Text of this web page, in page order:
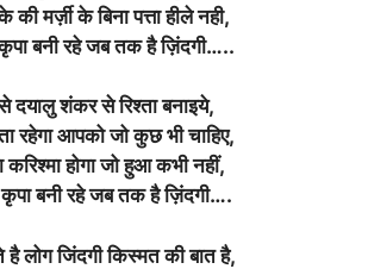
की मर्ज़ी के बिना पत्ता हीले नही,
बनी रहे जब तक है ज़िंदगी…..
दयालु शंकर से रिश्ता बनाइये,
रहेगा आपको जो कुछ भी चाहिए,
करिश्मा होगा जो हुआ कभी नहीं,
कृपा बनी रहे जब तक है ज़िंदगी….
लोग जिंदगी किस्मत की बात है,